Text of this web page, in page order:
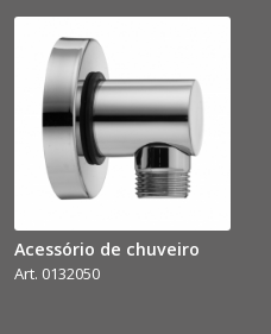
Acessório de chuveiro
Art. 0132050